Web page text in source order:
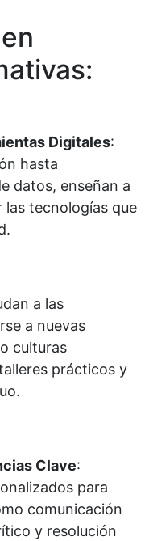
Digitales:
hasta
datos, enseñan a
las tecnologías que
a las
a nuevas
culturas
prácticos y
Clave:
para
comunicación
y resolución